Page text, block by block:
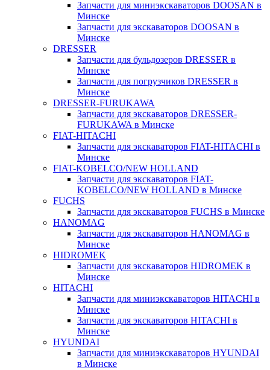
Запчасти для миниэкскаваторов DOOSAN в
Минске
Запчасти для экскаваторов DOOSAN в
Минске
DRESSER
Запчасти для бульдозеров DRESSER в
Минске
Запчасти для погрузчиков DRESSER в
Минске
DRESSER-FURUKAWA
Запчасти для экскаваторов DRESSER-
FURUKAWA в Минске
FIAT-HITACHI
Запчасти для экскаваторов FIAT-HITACHI в
Минске
FIAT-KOBELCO/NEW HOLLAND
Запчасти для экскаваторов FIAT-
KOBELCO/NEW HOLLAND в Минске
FUCHS
Запчасти для экскаваторов FUCHS в Минске
HANOMAG
Запчасти для экскаваторов HANOMAG в
Минске
HIDROMEK
Запчасти для экскаваторов HIDROMEK в
Минске
HITACHI
Запчасти для миниэкскаваторов HITACHI в
Минске
Запчасти для экскаваторов HITACHI в
Минске
HYUNDAI
Запчасти для миниэкскаваторов HYUNDAI
в Минске